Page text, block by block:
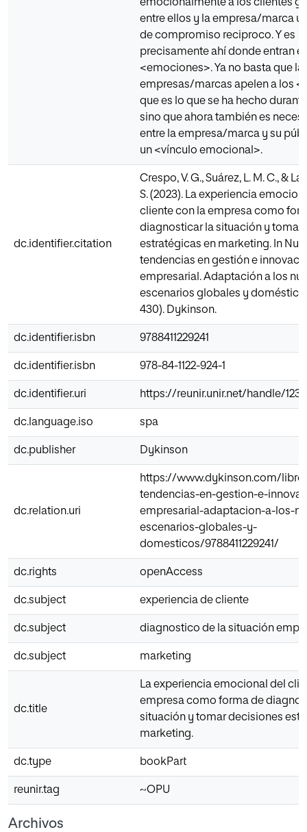
emocionalmente a los clientes
entre ellos y la empresa/marca
de compromiso reciproco. Y es
precisamente ahí donde entran
<emociones>. Ya no basta que
empresas/marcas apelen a los
que es lo que se ha hecho
sino que ahora también es
entre la empresa/marca y su
un <vínculo emocional>.
dc.identifier.citation
Crespo, V. G., Suárez, L. M. C., &
S. (2023). La experiencia
cliente con la empresa como
diagnosticar la situación y tomar
estratégicas en marketing. In
tendencias en gestión e
empresarial. Adaptación a los
escenarios globales y
430). Dykinson.
dc.identifier.isbn 9788411229241
dc.identifier.isbn 978-84-1122-924-1
dc.identifier.uri https://reunir.unir.net/handle/
dc.language.iso spa
dc.publisher Dykinson
dc.relation.uri
https://www.dykinson.com/
tendencias-en-gestion-e-
empresarial-adaptacion-a-los-
escenarios-globales-y-
domesticos/9788411229241/
dc.rights openAccess
dc.subject experiencia de cliente
dc.subject diagnostico de la situación
dc.subject marketing
dc.title
La experiencia emocional del
empresa como forma de
situación y tomar decisiones
marketing.
dc.type bookPart
reunir.tag ~OPU
Archivos